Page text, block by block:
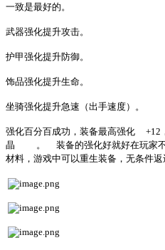
一致是最好的。
武器强化提升攻击。
护甲强化提升防御。
饰品强化提升生命。
坐骑强化提升急速（出手速度）。
强化百分百成功，装备最高强化
+12
晶
。
装备的强化好就好在玩家
材料，游戏中可以重生装备，无条件返